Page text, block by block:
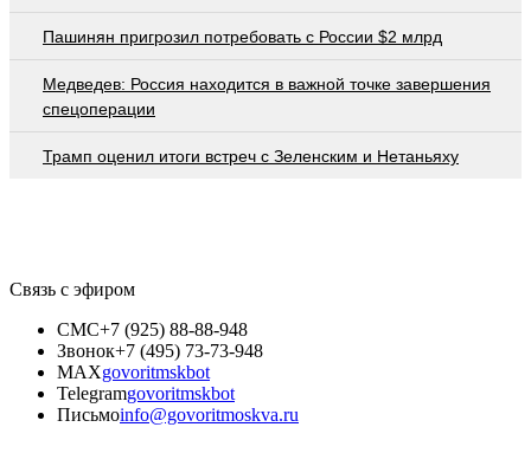
Пашинян пригрозил потребовать c России $2 млрд
Медведев: Россия находится в важной точке завершения
спецоперации
Трамп оценил итоги встреч с Зеленским и Нетаньяху
Связь с эфиром
СМС+7 (925) 88-88-948
Звонок+7 (495) 73-73-948
MAXgovoritmskbot
Telegramgovoritmskbot
Письмоinfo@govoritmoskva.ru